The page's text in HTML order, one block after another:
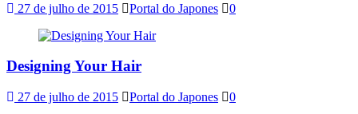
27 de julho de 2015 Portal do Japones 0
Designing Your Hair
27 de julho de 2015 Portal do Japones 0